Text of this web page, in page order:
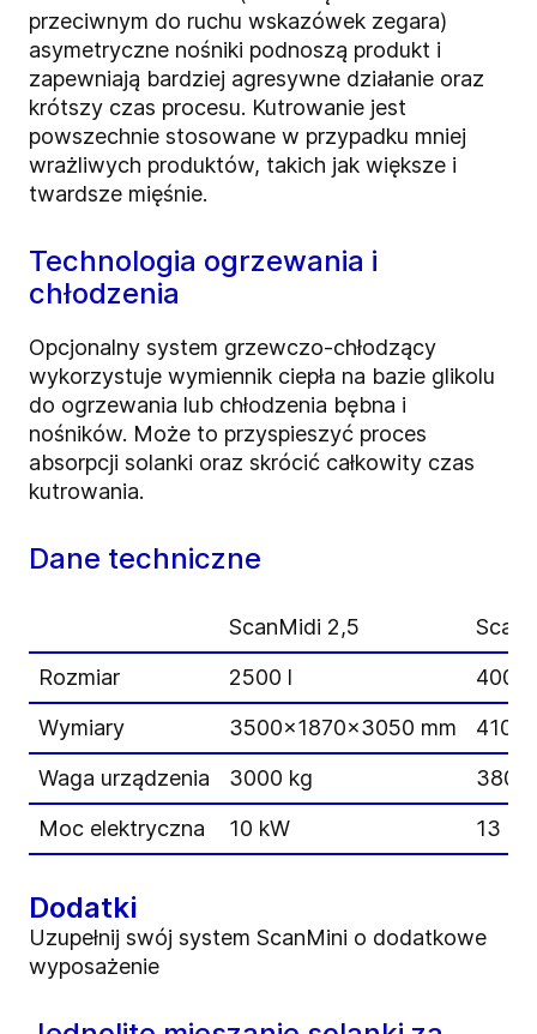
przeciwnym do ruchu wskazówek zegara)
asymetryczne nośniki podnoszą produkt i
zapewniają bardziej agresywne działanie oraz
krótszy czas procesu. Kutrowanie jest
powszechnie stosowane w przypadku mniej
wrażliwych produktów, takich jak większe i
twardsze mięśnie.
Technologia ogrzewania i
chłodzenia
Opcjonalny system grzewczo-chłodzący
wykorzystuje wymiennik ciepła na bazie glikolu
do ogrzewania lub chłodzenia bębna i
nośników. Może to przyspieszyć proces
absorpcji solanki oraz skrócić całkowity czas
kutrowania.
Dane techniczne
ScanMidi 2,5
Rozmiar
2500 l
4000
Wymiary
3500x1870x3050 mm
Waga urządzenia
3000 kg
3800
Moc elektryczna
10 kW 13 kW
Dodatki
Uzupełnij swój system ScanMini o dodatkowe
wyposażenie